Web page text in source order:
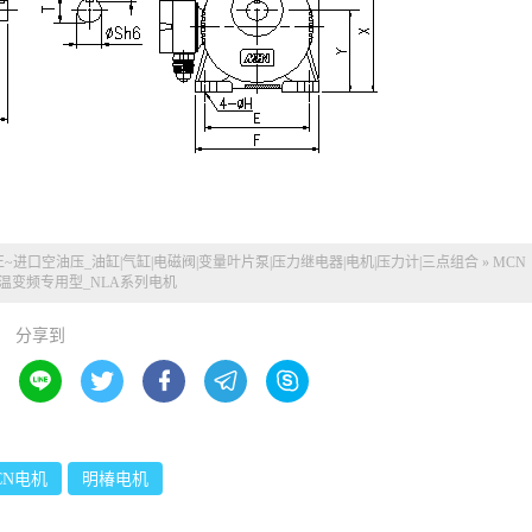
~进口空油压_油缸|气缸|电磁阀|变量叶片泵|压力继电器|电机|压力计|三点组合 » MCN
变频专用型_NLA系列电机
分享到
    
电机 明椿电机